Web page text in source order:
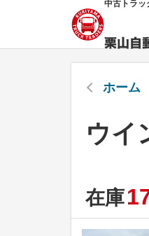
中古トラッ
ホーム
ウイ
在庫